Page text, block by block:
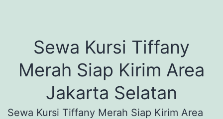
Sewa Kursi Tiffany
Merah Siap Kirim Area
Jakarta Selatan
Sewa Kursi Tiffany Merah Siap Kirim Area